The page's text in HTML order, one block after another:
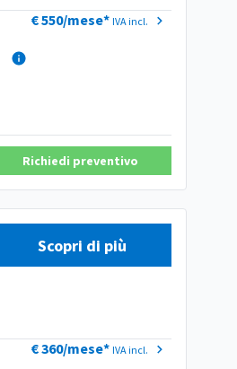
€ 550/mese* IVA incl.
Richiedi preventivo
Scopri di più
€ 360/mese* IVA incl.